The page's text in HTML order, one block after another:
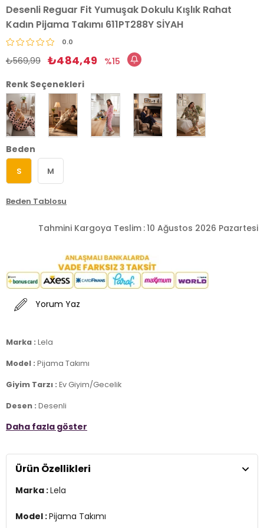
Desenli Reguar Fit Yumuşak Dokulu Kışlık Rahat
Kadın Pijama Takımı 611PT288Y SİYAH
0.0
₺569,99 ₺484,49
15
Renk Seçenekleri
Beden
S M
Beden Tablosu
Tahmini Kargoya Teslim :10 Ağustos 2026 Pazartesi
Yorum Yaz
Marka : Lela
Model : Pijama Takımı
Giyim Tarzı : Ev Giyim/Gecelik
Desen : Desenli
Materyal :% 100 Viskoz
Kol Bilgisi :Uzun Kol
Kapama Bilgisi :
Kalıp Bilgisi : Regular Fit
Daha fazla göster
Ürün Özellikleri
Marka :Lela
Model :Pijama Takımı